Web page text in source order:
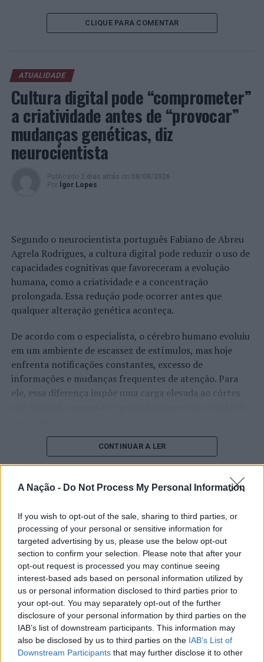
A Nação - Do Not Process My Personal Information
If you wish to opt-out of the sale, sharing to third parties, or
processing of your personal or sensitive information for
targeted advertising by us, please use the below opt-out
section to confirm your selection. Please note that after your
opt-out request is processed you may continue seeing
interest-based ads based on personal information utilized by
us or personal information disclosed to third parties prior to
your opt-out. You may separately opt-out of the further
disclosure of your personal information by third parties on the
IAB’s list of downstream participants. This information may
also be disclosed by us to third parties on the IAB’s List of
Downstream Participants that may further disclose it to other
NÃO PERCA
Atelier de Ciência nos “Dominguinhos” de 20 de
novembro, no MAR Shopping Matosinhos
CLIQUE PARA COMENTAR
ATUALIDADE
Cultura digital pode “comprometer”
a criatividade antes de “provocar”
mudanças genéticas, diz
neurocientista
Publicado 2 dias atrás on 08/08/2026
Por
Ígor Lopes
Segundo o neurocientista português Fabiano de Abreu
Agrela Rodrigues, a cultura digital pode reduzir o uso de
capacidades cognitivas que favoreceram a evolução
humana, como a criatividade e a concentração
prolongada. Essa redução pode ocorrer antes que
qualquer alteração genética aconteça.
De acordo com o especialista, o cérebro humano evoluiu
em um ambiente de escassez de estímulos, mas hoje
enfrenta notificações constantes, excesso de
informações e mudanças frequentes de atenção. Para
ele, essa diferença impõe uma carga elevada ao córtex
O pesquisador afirma que plataformas digitais também
estimulam continuamente o sistema de recompensa do
cérebro, favorecendo a fadiga mental, a dificuldade de
manter a atenção e a procrastinação. Na sua visão,
aumentam a sensação de sobrecarga, enquanto o stress
prolongado pode elevar os níveis de cortisol e
prejudicar o desempenho cognitivo.
Fabiano de Abreu Agrela Rodrigues ressalta que não há
evidências de que o ambiente digital provoque mudanças
genéticas na espécie humana. A adaptação observada,
afirma, ocorre por meio da neuroplasticidade, processo
pelo qual os circuitos neurais se reorganizam em
resposta às experiências.
CONTINUAR A LER
“Millennium Estoril Open 2026”
regressou ao circuito ATP com
vitória do francês Luca Van Assche
Publicado 3 dias atrás on 07/08/2026
Por Ígor Lopes
O “Millennium Estoril Open 2026” decorreu entre os
dias 18 e 26 de julho, no Clube de Ténis do Estoril, em